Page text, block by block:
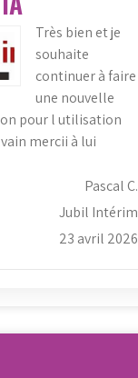
Très bien et je
souhaite
continuer à faire
une nouvelle
pour l utilisation
mercii à lui
Pascal C.
Jubil Intérim
23 avril 2026